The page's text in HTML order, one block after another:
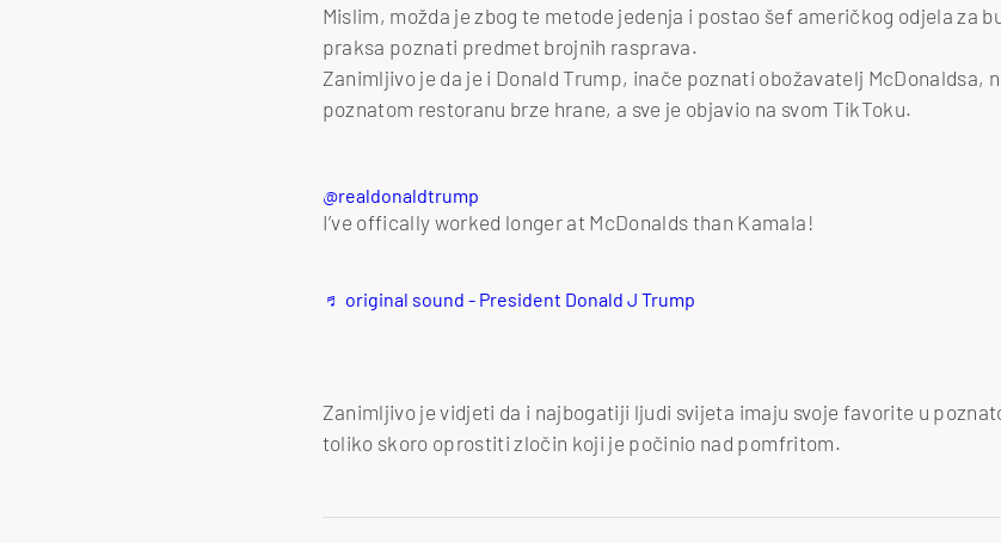
Mislim, možda je zbog te metode jedenja i postao šef američkog odjela za
praksa poznati predmet brojnih rasprava.
Zanimljivo je da je i Donald Trump, inače poznati obožavatelj McDonaldsa,
poznatom restoranu brze hrane, a sve je objavio na svom TikToku.
@realdonaldtrump
I’ve offically worked longer at McDonalds than Kamala!
♬ original sound - President Donald J Trump
Zanimljivo je vidjeti da i najbogatiji ljudi svijeta imaju svoje favorite u
toliko skoro oprostiti zločin koji je počinio nad pomfritom.